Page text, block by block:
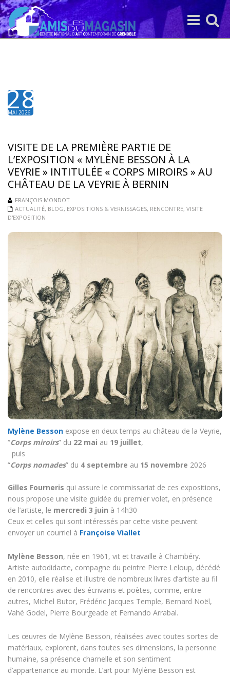
Toggle
search
Toggle
navigation
28
MAI 2026
VISITE DE LA PREMIÈRE PARTIE DE
L’EXPOSITION « MYLÈNE BESSON À LA
VEYRIE » INTITULÉE « CORPS MIROIRS » AU
CHÂTEAU DE LA VEYRIE À BERNIN
FRANÇOIS MONDOT
ACTUALITÉ, BLOG, EXPOSITIONS & VERNISSAGES, RENCONTRE, VISITE
D'EXPOSITION
Mylène Besson expose en deux temps au château de la Veyrie,
“Corps miroirs” du 22 mai au 19 juillet,
puis
“Corps nomades” du 4 septembre au 15 novembre 2026
Gilles Fourneris qui assure le commissariat de ces expositions,
nous propose une visite guidée du premier volet, en présence
de l’artiste, le mercredi 3 juin à 14h30
Ceux et celles qui sont intéressés par cette visite peuvent
envoyer un courriel à Françoise Viallet
Mylène Besson, née en 1961, vit et travaille à Chambéry.
Artiste autodidacte, compagne du peintre Pierre Leloup, décédé
en 2010, elle réalise et illustre de nombreux livres d’artiste au fil
de rencontres avec des écrivains et poètes, comme, entre
autres, Michel Butor, Frédéric Jacques Temple, Bernard Noël,
Vahé Godel, Pierre Bourgeade et Fernando Arrabal.
Les œuvres de Mylène Besson, réalisées avec toutes sortes de
matériaux, explorent, dans toutes ses dimensions, la personne
humaine, sa présence charnelle et son sentiment
d’appartenance au monde. L’art pour Mylène Besson est